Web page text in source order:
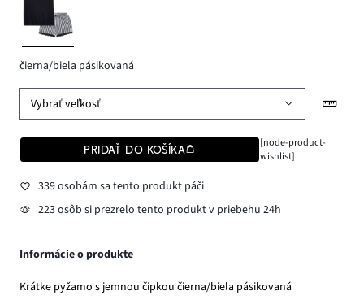
čierna/biela pásikovaná
Vybrať veľkosť
PRIDAŤ DO KOŠÍKA
[node-product-
wishlist]
339 osobám sa tento produkt páči
223 osôb si prezrelo tento produkt v priebehu 24h
Informácie o produkte
Krátke pyžamo s jemnou čipkou čierna/biela pásikovaná